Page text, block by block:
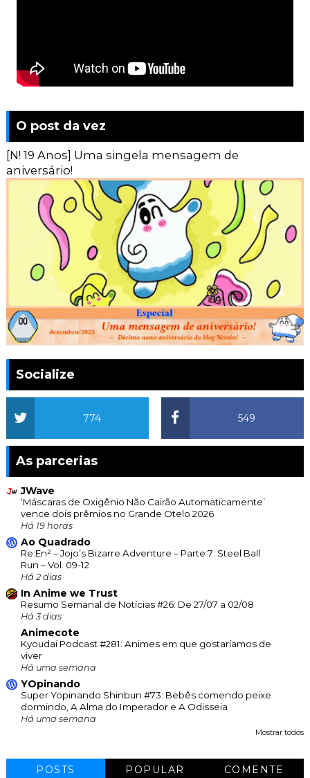
O post da vez
[N! 19 Anos] Uma singela mensagem de
aniversário!
Socialize
549
774
As parcerias
JWave
‘Máscaras de Oxigênio Não Cairão Automaticamente’
vence dois prêmios no Grande Otelo 2026
Há 19 horas
Ao Quadrado
Re:En² – Jojo’s Bizarre Adventure – Parte 7: Steel Ball
Run – Vol. 09-12
Há 2 dias
In Anime we Trust
Resumo Semanal de Notícias #26: De 27/07 a 02/08
Há 3 dias
Animecote
Kyoudai Podcast #281: Animes em que gostaríamos de
viver
Há uma semana
YOpinando
Super Yopinando Shinbun #73: Bebês comendo peixe
dormindo, A Alma do Imperador e A Odisseia
Há uma semana
Mostrar todos
POSTS POPULAR COMENTE